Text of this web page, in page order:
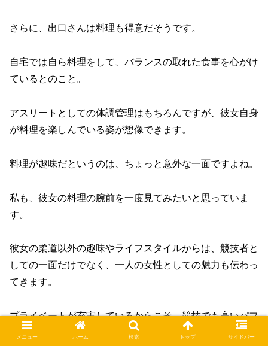
さらに、出口さんは料理も得意だそうです。
自宅では自ら料理をして、バランスの取れた食事を心がけ
ているとのこと。
アスリートとしての体調管理はもちろんですが、彼女自身
が料理を楽しんでいる姿が想像できます。
料理が趣味だというのは、ちょっと意外な一面ですよね。
私も、彼女の料理の腕前を一度見てみたいと思っていま
す。
彼女の柔道以外の趣味やライフスタイルからは、競技者と
しての一面だけでなく、一人の女性としての魅力も伝わっ
てきます。
プライベートが充実しているからこそ、競技でも高いパフ
ォーマンスを発揮できるのかもしれませんね。
メニュー ホーム 検索 トップ サイドバー